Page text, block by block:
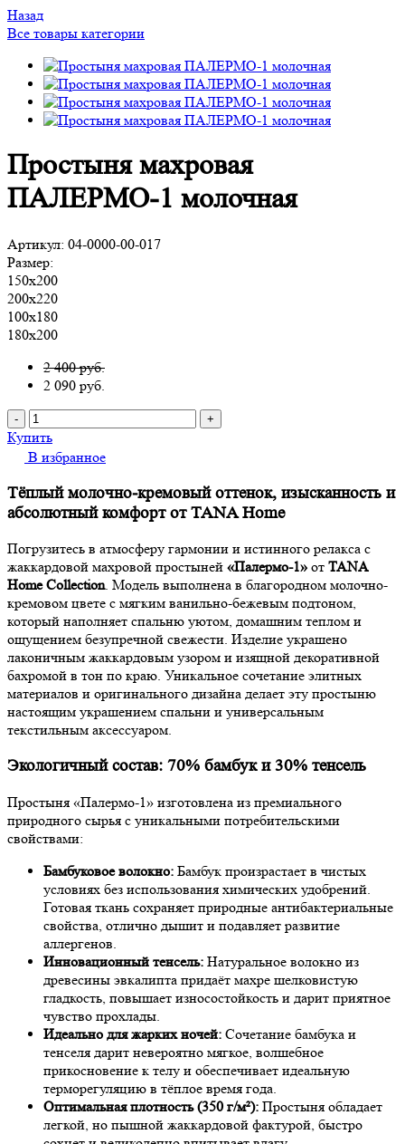
Назад
Все товары категории
Простыня махровая
ПАЛЕРМО-1 молочная
Артикул: 04-0000-00-017
Размер:
150х200
200х220
100х180
180х200
2 400 руб.
2 090 руб.
- +
Купить
В избранное
Тёплый молочно-кремовый оттенок, изысканность и
абсолютный комфорт от TANA Home
Погрузитесь в атмосферу гармонии и истинного релакса с
жаккардовой махровой простыней «Палермо-1» от TANA
Home Collection. Модель выполнена в благородном молочно-
кремовом цвете с мягким ванильно-бежевым подтоном,
который наполняет спальню уютом, домашним теплом и
ощущением безупречной свежести. Изделие украшено
лаконичным жаккардовым узором и изящной декоративной
бахромой в тон по краю. Уникальное сочетание элитных
материалов и оригинального дизайна делает эту простыню
настоящим украшением спальни и универсальным
текстильным аксессуаром.
Экологичный состав: 70% бамбук и 30% тенсель
Простыня «Палермо-1» изготовлена из премиального
природного сырья с уникальными потребительскими
свойствами:
Бамбуковое волокно: Бамбук произрастает в чистых
условиях без использования химических удобрений.
Готовая ткань сохраняет природные антибактериальные
свойства, отлично дышит и подавляет развитие
аллергенов.
Инновационный тенсель: Натуральное волокно из
древесины эвкалипта придаёт махре шелковистую
гладкость, повышает износостойкость и дарит приятное
чувство прохлады.
Идеально для жарких ночей: Сочетание бамбука и
тенселя дарит невероятно мягкое, волшебное
прикосновение к телу и обеспечивает идеальную
терморегуляцию в тёплое время года.
Оптимальная плотность (350 г/м²): Простыня обладает
легкой, но пышной жаккардовой фактурой, быстро